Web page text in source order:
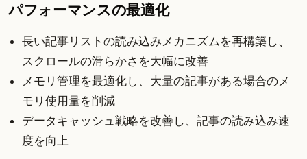
パフォーマンスの最適化
長い記事リストの読み込みメカニズムを再構築し、
スクロールの滑らかさを大幅に改善
メモリ管理を最適化し、大量の記事がある場合のメ
モリ使用量を削減
データキャッシュ戦略を改善し、記事の読み込み速
度を向上